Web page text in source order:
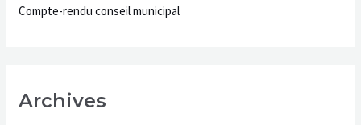
Compte-rendu conseil municipal
Archives